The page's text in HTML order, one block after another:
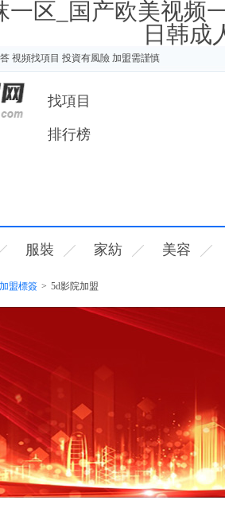
一区_国产欧美视频
日韩成
視頻找項目 投資有風險 加盟需謹慎
找項目
排行榜
服裝 家紡 美容
加盟標簽 > 5d影院加盟